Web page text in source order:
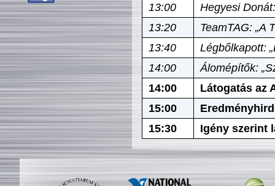
13:00
Hegyesi
13:20
TeamTAG: „A
13:40
Légbőlkapott:
14:00
Álomépítők:
14:00
Látogatás az
15:00
15:30
Igény szerint